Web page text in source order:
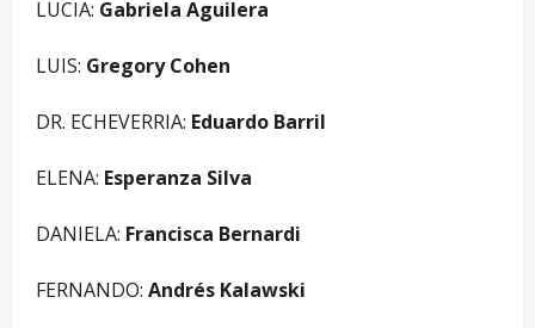
LUCIA: Gabriela Aguilera
LUIS: Gregory Cohen
DR. ECHEVERRIA: Eduardo Barril
ELENA: Esperanza Silva
DANIELA: Francisca Bernardi
FERNANDO: Andrés Kalawski